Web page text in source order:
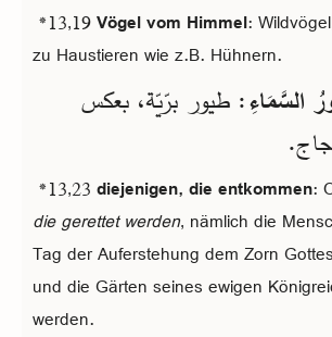
*13,19Vögel vom Himmel:
zu Haustieren wie z.B. Hühnern.
السَّمَاءِ: طيور برّيّة، بعكس
*13,23 diejenigen, die entkommen:
die gerettet werden, nämlich die
Tag der Auferstehung dem Zorn
und die Gärten seines ewigen
werden.